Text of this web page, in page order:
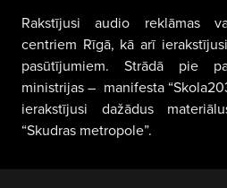
Rakstījusi audio reklāmas
centriem Rīgā, kā arī
pasūtījumiem. Strādā pie
ministrijas – manifesta
ierakstījusi dažādus
“Skudras metropole”.